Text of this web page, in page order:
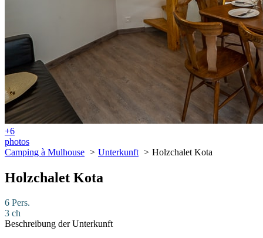
+6
photos
Camping à Mulhouse
Unterkunft Holzchalet Kota
Holzchalet Kota
6 Pers.
3 ch
Beschreibung der Unterkunft